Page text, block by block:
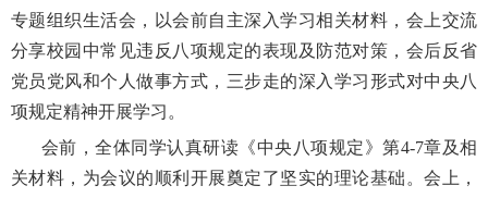
专题组织生活会，以会前自主深入学习相关材料，会上交流
分享校园中常见违反八项规定的表现及防范对策，会后反省
党员党风和个人做事方式，三步走的深入学习形式对中央八
项规定精神开展学习。
会前，全体同学认真研读《中央八项规定》第4-7章及相
关材料，为会议的顺利开展奠定了坚实的理论基础。会上，